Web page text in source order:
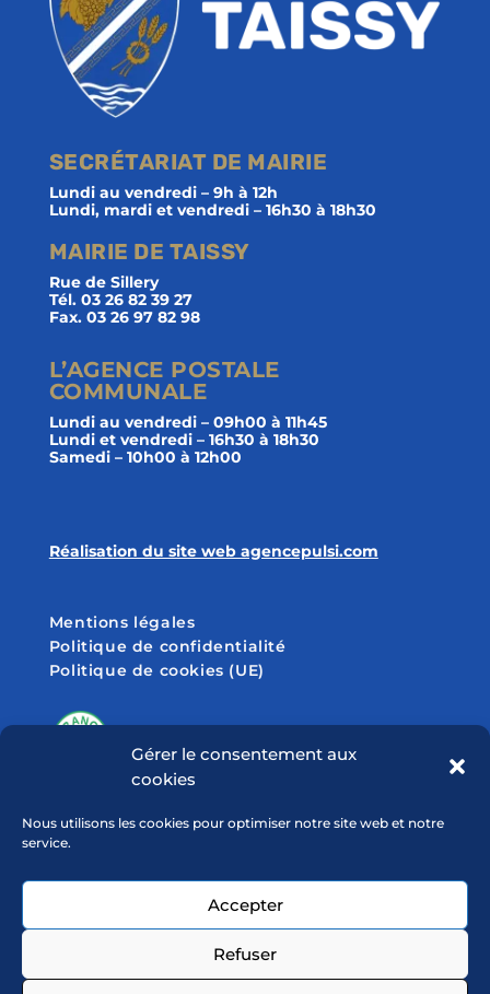
Gérer le consentement aux
cookies
Nous utilisons les cookies pour optimiser notre site web et notre
service.
Accepter
Refuser
SECRÉTARIAT DE MAIRIE
Lundi au vendredi – 9h à 12h
Lundi, mardi et vendredi – 16h30 à 18h30
MAIRIE DE TAISSY
Rue de Sillery
Tél. 03 26 82 39 27
Fax. 03 26 97 82 98
L’AGENCE POSTALE
COMMUNALE
Lundi au vendredi – 09h00 à 11h45
Lundi et vendredi – 16h30 à 18h30
Samedi – 10h00 à 12h00
Réalisation du site web agencepulsi.com
Mentions légales
Politique de confidentialité
Politique de cookies (UE)
SUIVEZ-NOUS SUR